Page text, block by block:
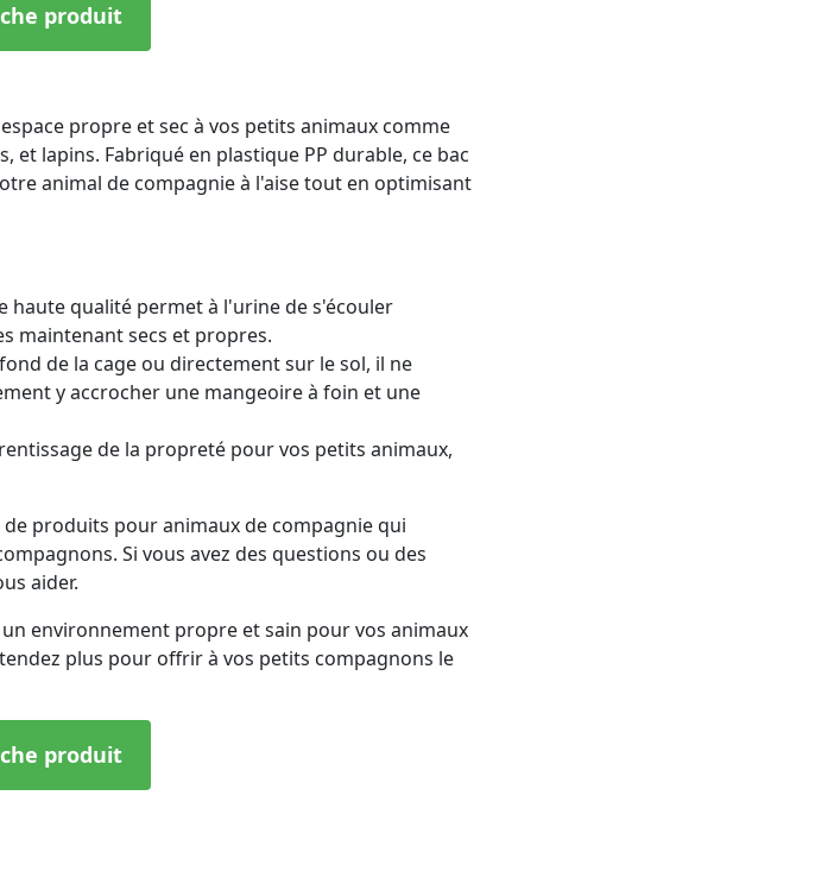
produit
propre et sec à vos petits animaux comme
et lapins. Fabriqué en plastique PP durable, ce bac
animal de compagnie à l'aise tout en optimisant
haute qualité permet à l'urine de s'écouler
maintenant secs et propres.
de la cage ou directement sur le sol, il ne
y accrocher une mangeoire à foin et une
de la propreté pour vos petits animaux,
produits pour animaux de compagnie qui
Si vous avez des questions ou des
aider.
environnement propre et sain pour vos animaux
plus pour offrir à vos petits compagnons le
produit